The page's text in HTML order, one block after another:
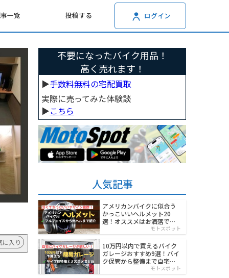
一覧 投稿する ログイン
に入り
不要になったバイク用品！
高く売れます！
▶︎手数料無料の宅配買取
実際に売ってみた体験談
▶︎こちら
人気記事
アメリカンバイクに似合う
かっこいいヘルメット20
選！オススメはお洒落でワ
モトスポット
10万円以内で買えるバイク
ガレージおすすめ9選！バイ
ク保管から整備まで自宅で
モトスポット